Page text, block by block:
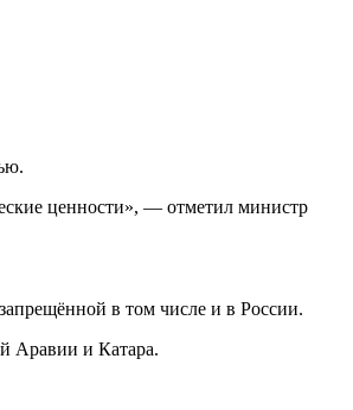
ценности», — отметил министр
в том числе и в России.
Аравии и Катара.